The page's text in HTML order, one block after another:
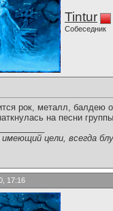
Tintur
Собеседник
рок, металл, балдею
на песни
цели, всегда
17:16